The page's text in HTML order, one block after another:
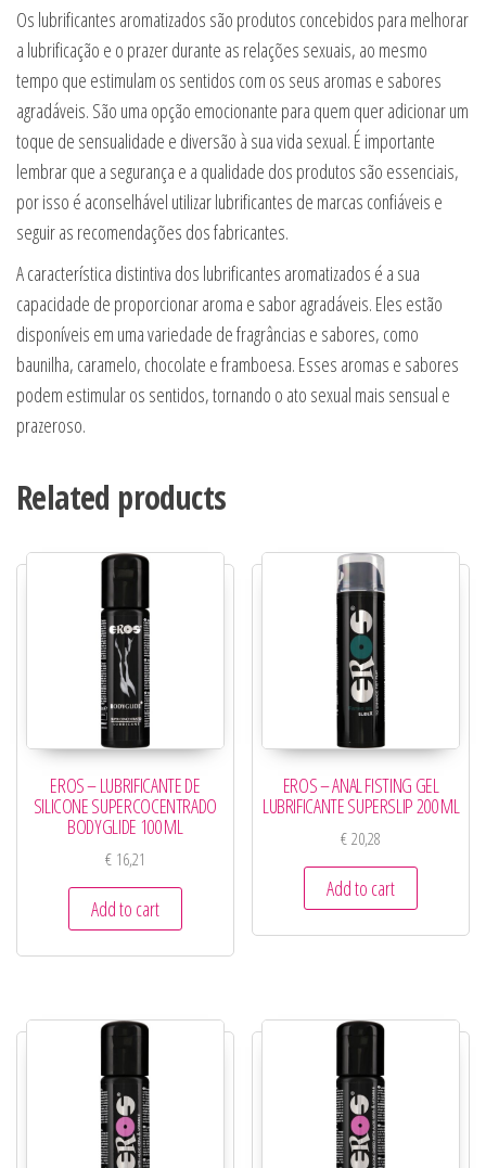
Os lubrificantes aromatizados são produtos concebidos para melhorar
a lubrificação e o prazer durante as relações sexuais, ao mesmo
tempo que estimulam os sentidos com os seus aromas e sabores
agradáveis. São uma opção emocionante para quem quer adicionar um
toque de sensualidade e diversão à sua vida sexual. É importante
lembrar que a segurança e a qualidade dos produtos são essenciais,
por isso é aconselhável utilizar lubrificantes de marcas confiáveis e
seguir as recomendações dos fabricantes.
A característica distintiva dos lubrificantes aromatizados é a sua
capacidade de proporcionar aroma e sabor agradáveis. Eles estão
disponíveis em uma variedade de fragrâncias e sabores, como
baunilha, caramelo, chocolate e framboesa. Esses aromas e sabores
podem estimular os sentidos, tornando o ato sexual mais sensual e
prazeroso.
Related products
EROS – LUBRIFICANTE DE
SILICONE SUPERCOCENTRADO
BODYGLIDE 100 ML
€16,21
Add to cart
EROS – ANAL FISTING GEL
LUBRIFICANTE SUPERSLIP 200 ML
€20,28
Add to cart